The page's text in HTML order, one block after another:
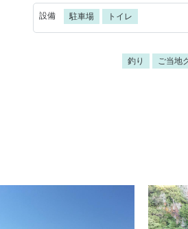
設備 駐車場 トイレ
釣り ご当地